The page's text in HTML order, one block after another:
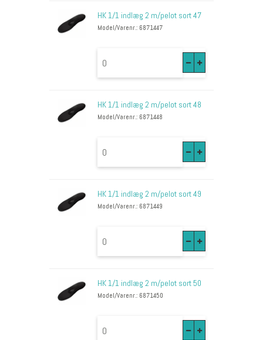
HK 1/1 indlæg 2 m/pelot sort 47
Model/Varenr.: 6871447
HK 1/1 indlæg 2 m/pelot sort 48
Model/Varenr.: 6871448
HK 1/1 indlæg 2 m/pelot sort 49
Model/Varenr.: 6871449
HK 1/1 indlæg 2 m/pelot sort 50
Model/Varenr.: 6871450